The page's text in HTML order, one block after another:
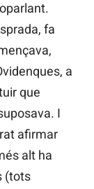
fa
a
que
I
afirmar
alt ha
(tots